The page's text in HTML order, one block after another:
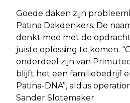
Goede daken zijn
Patina Dakdenkers. De
denkt mee met de
juiste oplossing te komen.
onderdeel zijn van
blijft het een familiebedrijf
Patina-DNA”, aldus
Sander Slotemaker.